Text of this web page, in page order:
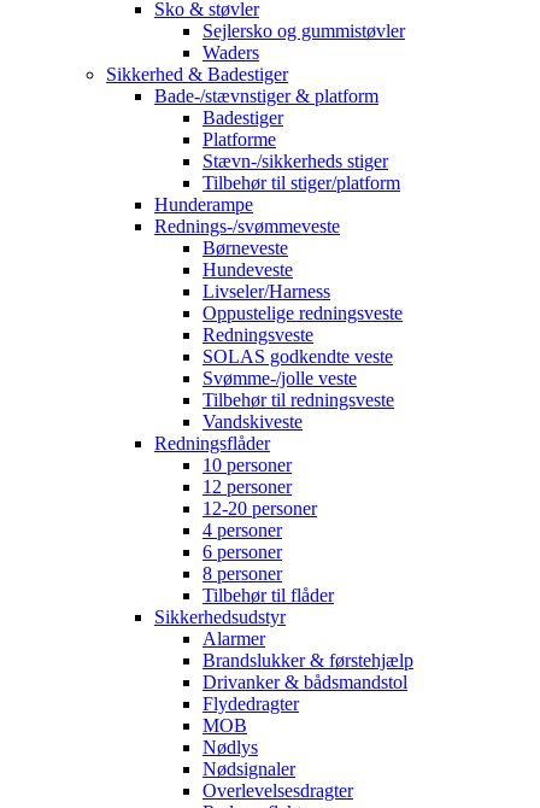
Sko & støvler
Sejlersko og gummistøvler
Waders
Sikkerhed & Badestiger
Bade-/stævnstiger & platform
Badestiger
Platforme
Stævn-/sikkerheds stiger
Tilbehør til stiger/platform
Hunderampe
Rednings-/svømmeveste
Børneveste
Hundeveste
Livseler/Harness
Oppustelige redningsveste
Redningsveste
SOLAS godkendte veste
Svømme-/jolle veste
Tilbehør til redningsveste
Vandskiveste
Redningsflåder
10 personer
12 personer
12-20 personer
4 personer
6 personer
8 personer
Tilbehør til flåder
Sikkerhedsudstyr
Alarmer
Brandslukker & førstehjælp
Drivanker & bådsmandstol
Flydedragter
MOB
Nødlys
Nødsignaler
Overlevelsesdragter